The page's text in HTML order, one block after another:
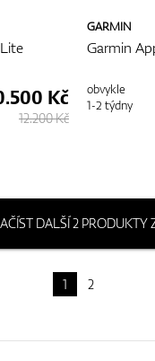
Kč
12.200 Kč
GARMIN
Garmin
obvykle
1-2 týdny
DALŠÍ 2 PRODUKTY
1 2